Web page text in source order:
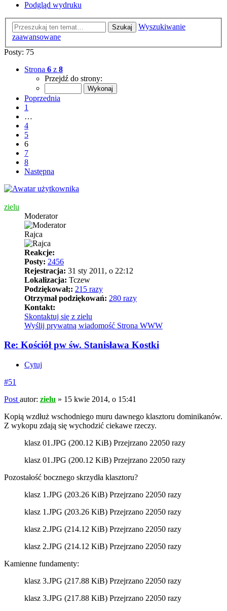
Podgląd wydruku
Szukaj
Wyszukiwanie
zaawansowane
Posty: 75
Strona 6 z 8
Przejdź do strony:
Poprzednia
1
…
4
5
6
7
8
Następna
zielu
Moderator
Rajca
Reakcje:
Posty: 2456
Rejestracja: 31 sty 2011, o 22:12
Lokalizacja: Tczew
Podziękował;: 215 razy
Otrzymał podziękowań: 280 razy
Kontakt:
Skontaktuj się z zielu
Wyślij prywatną wiadomość Strona WWW
Re: Kościół pw św. Stanisława Kostki
Cytuj
#51
Post autor: zielu » 15 kwie 2014, o 15:41
Kopią wzdłuż wschodniego muru dawnego klasztoru dominikanów.
Z wykopu zdają się wychodzić ciekawe rzeczy.
klasz 01.JPG (200.12 KiB) Przejrzano 22050 razy
klasz 01.JPG (200.12 KiB) Przejrzano 22050 razy
Pozostałość bocznego skrzydła klasztoru?
klasz 1.JPG (203.26 KiB) Przejrzano 22050 razy
klasz 1.JPG (203.26 KiB) Przejrzano 22050 razy
klasz 2.JPG (214.12 KiB) Przejrzano 22050 razy
klasz 2.JPG (214.12 KiB) Przejrzano 22050 razy
Kamienne fundamenty:
klasz 3.JPG (217.88 KiB) Przejrzano 22050 razy
klasz 3.JPG (217.88 KiB) Przejrzano 22050 razy